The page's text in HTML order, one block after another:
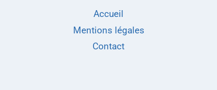
Accueil
Mentions légales
Contact